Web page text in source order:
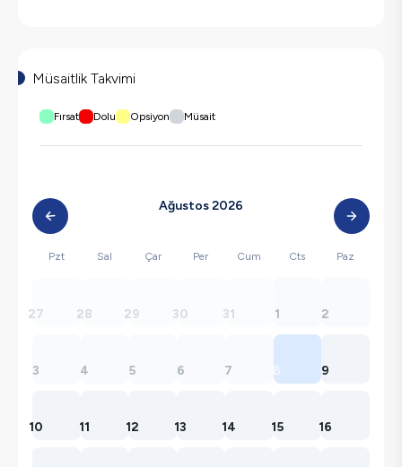
Müsaitlik Takvimi
Fırsat Dolu Opsiyon Müsait
Ağustos 2026
Pzt Sal Çar Per Cum Cts Paz
27 28 29 30 31 1 2
3 4 5 6 7 8 9
10 11 12 13 14 15 16